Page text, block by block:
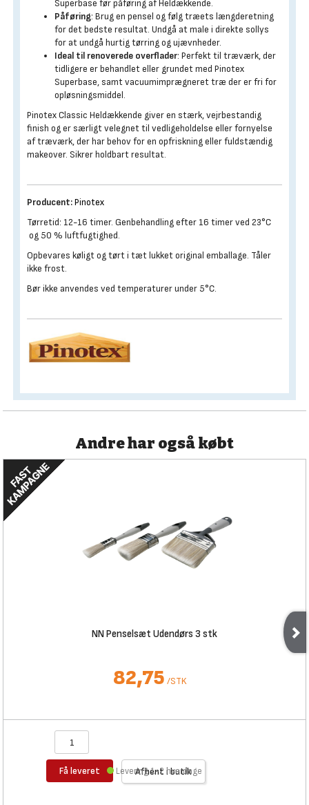
Superbase før påføring af Heldækkende.
Påføring: Brug en pensel og følg træets længderetning
for det bedste resultat. Undgå at male i direkte sollys
for at undgå hurtig tørring og ujævnheder.
Ideal til renoverede overflader: Perfekt til træværk, der
tidligere er behandlet eller grundet med Pinotex
Superbase, samt vacuumimprægneret træ der er fri for
opløsningsmiddel.
Pinotex Classic Heldækkende giver en stærk, vejrbestandig
finish og er særligt velegnet til vedligeholdelse eller fornyelse
af træværk, der har behov for en opfriskning eller fuldstændig
makeover. Sikrer holdbart resultat.
Producent:Pinotex
Tørretid: 12-16 timer. Genbehandling efter 16 timer ved 23°C
og 50 % luftfugtighed.
Opbevares køligt og tørt i tæt lukket original emballage. Tåler
ikke frost.
Bør ikke anvendes ved temperaturer under 5°C.
Andre har også købt
NN Penselsæt Udendørs 3 stk
82,75 /STK
Få leveret Afhent i butik
Levering 1-2 hverdage